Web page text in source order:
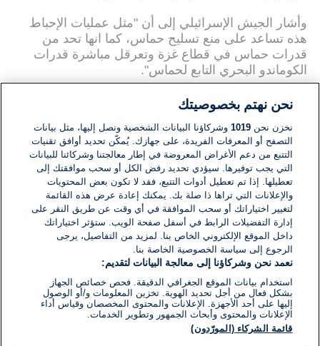
وأشار الجيش الإسرائيلي إلى أن "مثل عمليات الإحباط
هذه تساعد على منع تسليح حماس، كما انها تحد من
قدرات حماس في قطاع غزة وتعرقل مباشرة قدرات
الكوماندو البحري التابع لحماس".
ويقول مراقبون إسرائيليون ان حماس تحاول باستمرار
تهريب الأسلحة من اجل تعزيز قدرات الجناح العسكري
التابع لها، مع التركيز على الكوماندو البحري، الذي يتدرب
ويستعد للمواجهة التالية هذه الأيام.
ويتم احباط محاولات التهريب وخاصة تلك التي تتم عبر
البحر بفضل عاملين أساسيين، اولهما: التنسيق الجيد
للبحرية الإسرائيلية مع نظيرتها البحرية المصرية، وأحيانًا
تقع مواجهات على الشواطئ المقابلة لمدينة رفح.
مسافة لم تكن متاحة منذ فترة اتفاقات أوسلو.
إن طريقة التهريب الوحيدة المتبعة من سيناء إلى قطاع
غزة الخاضع للحصار الإسرائيلي يتم عن طريق البحر،
نحن نهتم بخصوصيتك
نخزن نحن1019 وشركاؤنا البيانات الشخصية ونصل إليها، مثل بيانات
التصفح أو المعرفات الفريدة، على جهازك. يُمكّن تحديد أوافق تقنيات
التتبع من دعم الأغراض المعروضة في إطار معالجتنا وشركائنا للبيانات
التي يجب توفيرها. سيؤدي تحديد رفض الكل أو سحب موافقتك إلى
تعطيلها. إذا تم تعطيل أدوات التتبع، فقد لا تكون بعض المحتويات
والإعلانات التي تراها ذا صلة بك. يمكنك إعادة عرض هذه القائمة
لتغيير اختياراتك أو سحب الموافقة في أي وقت عن طريق النقر على
إدارة التفضيلات الرابط في أسفل صفحة الويب. ستؤثر اختياراتك
داخل الموقع الإلكتروني الخاص بنا. لمزيد من التفاصيل، يرجى
الرجوع إلى سياسة الخصوصية الخاصة بنا.
نعمد نحن وشركاؤنا إلى معالجة البيانات لتقديم:
استخدام بيانات الموقع الجغرافي الدقيقة. فحص خصائص الجهاز
بشكل فعال من أجل تحديد الهوية. تخزين المعلومات و/أو الوصول
إليها على أحد الأجهزة. الإعلانات والمحتوى المخصصان وقياس أداء
الإعلانات والمحتوى وأبحاث الجمهور وتطوير الخدمات.
قائمة الشركاء (المورّدون)